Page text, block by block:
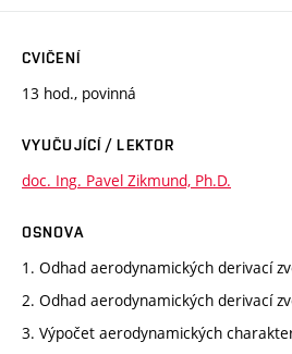
CVIČENÍ
13 hod., povinná
VYUČUJÍCÍ / LEKTOR
doc. Ing. Pavel Zikmund, Ph.D.
OSNOVA
1. Odhad aerodynamických derivací
2. Odhad aerodynamických derivací
3. Výpočet aerodynamických